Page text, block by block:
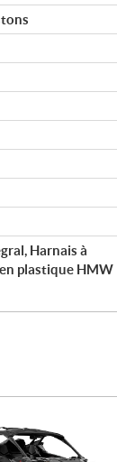
Harnais à
plastique HMW